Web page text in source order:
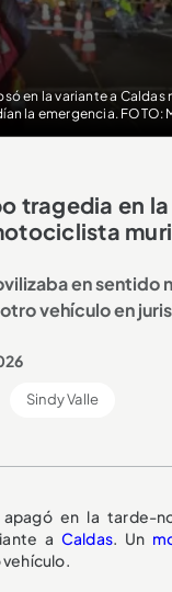
en la variante a Caldas
la emergencia. FOTO:
tragedia en
en sentido
vehículo en
Sindy Valle
apagó en la tarde-
a Caldas . Un